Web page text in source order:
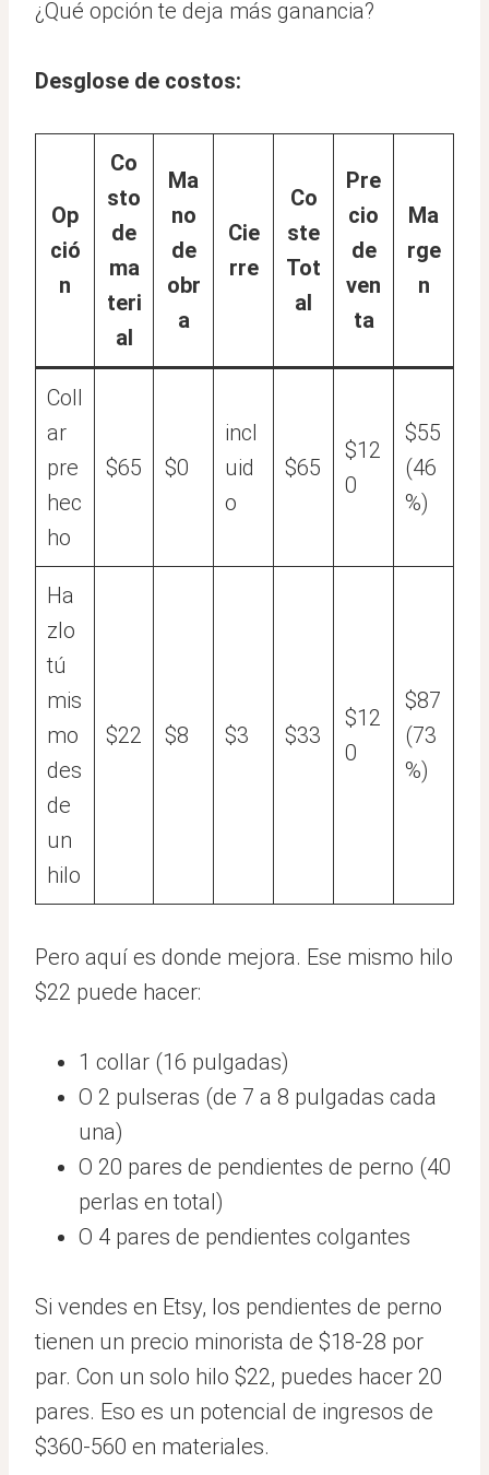
¿Qué opción te deja más ganancia?
Desglose de costos:
Op
ció
n
Co
sto
de
ma
teri
al
Ma
no
de
obr
a
Cie
rre
Co
ste
Tot
al
Pre
cio
de
ven
ta
Ma
rge
n
Coll
ar
pre
hec
ho
$65 $0
incl
uid
o
$65
$12
0
$55
(46
%)
Ha
zlo
tú
mis
mo
des
de
un
hilo
$22 $8 $3 $33
$12
0
$87
(73
%)
Pero aquí es donde mejora. Ese mismo hilo
$22 puede hacer:
1 collar (16 pulgadas)
O 2 pulseras (de 7 a 8 pulgadas cada
una)
O 20 pares de pendientes de perno (40
perlas en total)
O 4 pares de pendientes colgantes
Si vendes en Etsy, los pendientes de perno
tienen un precio minorista de $18-28 por
par. Con un solo hilo $22, puedes hacer 20
pares. Eso es un potencial de ingresos de
$360-560 en materiales.